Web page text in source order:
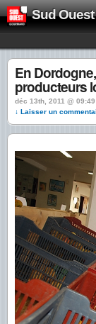
Sud
En
producteurs
déc 13th, 2011 @
↓ Laisser un